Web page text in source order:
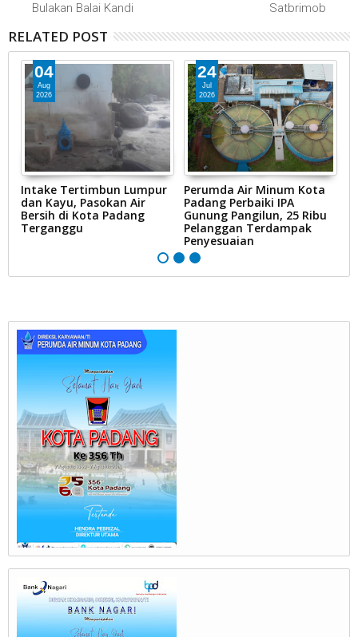
Bulakan Balai Kandi
Satbrimob
RELATED POST
04
Aug
2026
Intake Tertimbun Lumpur
dan Kayu, Pasokan Air
Bersih di Kota Padang
Terganggu
24
Jul
2026
Perumda Air Minum Kota
Padang Perbaiki IPA
Gunung Pangilun, 25 Ribu
Pelanggan Terdampak
Penyesuaian